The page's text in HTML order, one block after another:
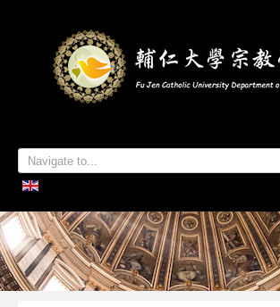
首頁
系所簡介
本系成員
學生專區
招生資訊
各項活動
研究及出版
系所友專區
聯絡我們